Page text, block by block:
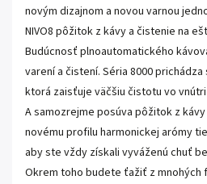
novým dizajnom a novou varnou
NIVO8 pôžitok z kávy a čistenie na
Budúcnosť plnoautomatického
varení a čistení. Séria 8000
ktorá zaisťuje väčšiu čistotu vo
A samozrejme posúva pôžitok z
novému profilu harmonickej arómy
aby ste vždy získali vyváženú chuť
Okrem toho budete ťažiť z mnohých